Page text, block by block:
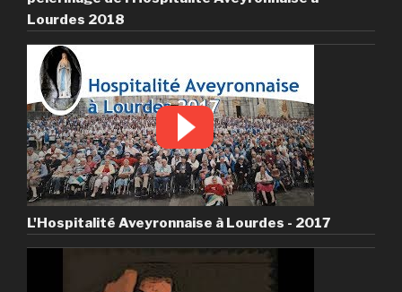
Lourdes 2018
L'Hospitalité Aveyronnaise à Lourdes - 2017